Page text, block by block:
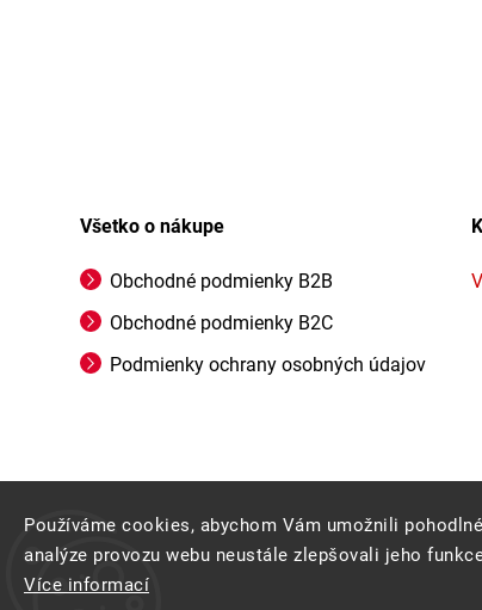
Používáme cookies, abychom Vám umožnili
analýze provozu webu neustále zlepšovali jeho
Více informací
Všetko o nákupe
Obchodné podmienky B2B
Obchodné podmienky B2C
Podmienky ochrany osobných údajov
Copyright 2026